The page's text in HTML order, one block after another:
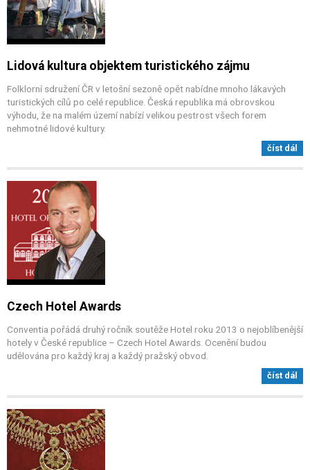
Lidová kultura objektem turistického zájmu
Folklorní sdružení ČR v letošní sezoně opět nabídne mnoho lákavých
turistických cílů po celé republice. Česká republika má obrovskou
výhodu, že na malém území nabízí velikou pestrost všech forem
nehmotné lidové kultury.
číst dál
Czech Hotel Awards
Conventia pořádá druhý ročník soutěže Hotel roku 2013 o nejoblíbenější
hotely v České republice – Czech Hotel Awards. Ocenění budou
udělována pro každý kraj a každý pražský obvod.
číst dál